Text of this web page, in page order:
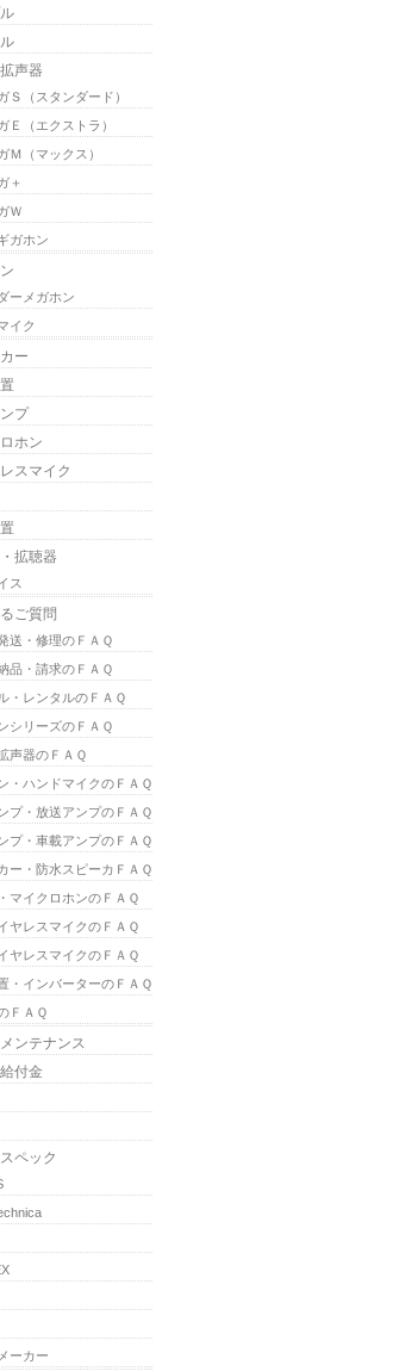
声器
Ｓ（スタンダード）
Ｅ（エクストラ）
Ｍ（マックス）
＋
Ｗ
ガホン
ーメガホン
イク
ー
プ
ホン
スマイク
拡聴器
ス
ご質問
送・修理のＦＡＱ
品・請求のＦＡＱ
・レンタルのＦＡＱ
シリーズのＦＡＱ
声器のＦＡＱ
・ハンドマイクのＦＡＱ
プ・放送アンプのＦＡＱ
プ・車載アンプのＦＡＱ
ー・防水スピーカＦＡＱ
マイクロホンのＦＡＱ
ヤレスマイクのＦＡＱ
ヤレスマイクのＦＡＱ
・インバーターのＦＡＱ
ＦＡＱ
ンテナンス
付金
ペック
ーカー